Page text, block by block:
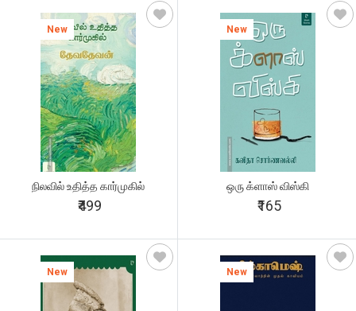
New
நிலவில் உதித்த கார்முகில்
₹499
New
ஒரு க்ளாஸ் விஸ்கி
₹165
New New